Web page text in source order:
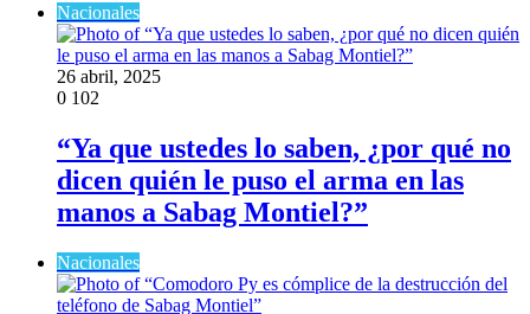
Nacionales
26 abril, 2025
0 102
“Ya que ustedes lo saben, ¿por qué no
dicen quién le puso el arma en las
manos a Sabag Montiel?”
Nacionales